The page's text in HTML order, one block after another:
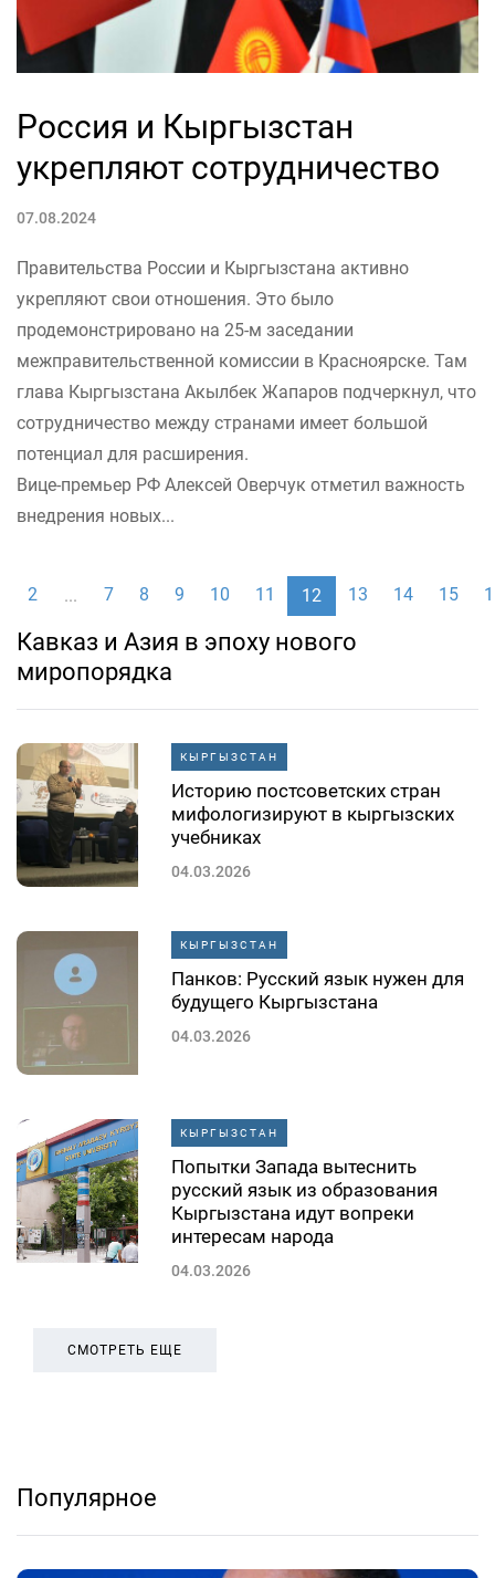
Россия и Кыргызстан
укрепляют сотрудничество
07.08.2024
Правительства России и Кыргызстана активно
укрепляют свои отношения. Это было
продемонстрировано на 25-м заседании
межправительственной комиссии в Красноярске. Там
глава Кыргызстана Акылбек Жапаров подчеркнул, что
сотрудничество между странами имеет большой
потенциал для расширения.
Вице-премьер РФ Алексей Оверчук отметил важность
внедрения новых...
2 ... 7 8 9 10 11 12 13 14 15
Кавказ и Азия в эпоху нового
миропорядка
КЫРГЫЗСТАН
Историю постсоветских стран
мифологизируют в кыргызских
учебниках
04.03.2026
КЫРГЫЗСТАН
Панков: Русский язык нужен для
будущего Кыргызстана
04.03.2026
КЫРГЫЗСТАН
Попытки Запада вытеснить
русский язык из образования
Кыргызстана идут вопреки
интересам народа
04.03.2026
СМОТРЕТЬ ЕЩЕ
Популярное